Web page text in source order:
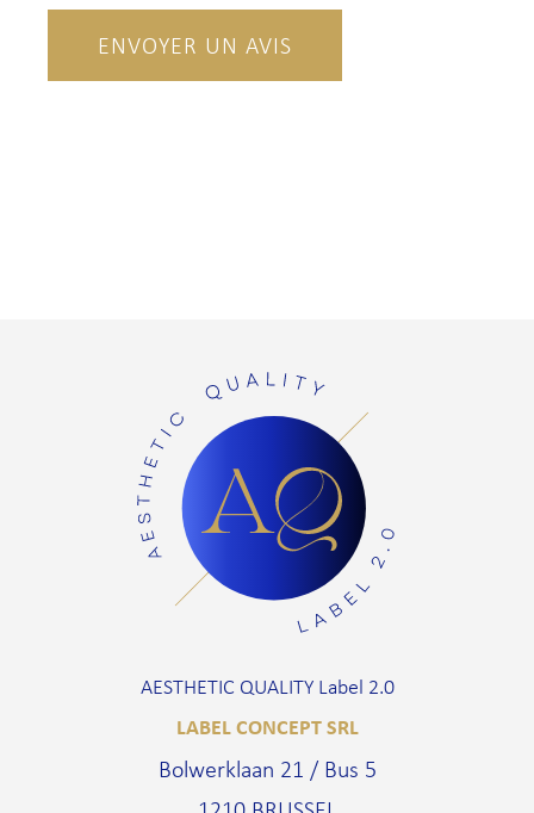
ENVOYER UN AVIS
AESTHETIC QUALITY Label 2.0
LABEL CONCEPT SRL
Bolwerklaan 21 / Bus 5